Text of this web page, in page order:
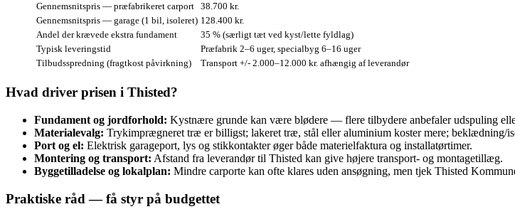
Gennemsnitspris — præfabrikeret carport 38.700 kr.
Gennemsnitspris — garage (1 bil, isoleret) 128.400 kr.
Andel der krævede ekstra fundament
35 % (særligt tæt ved kyst/lette fyldlag)
Typisk leveringstid
Præfabrik 2–6 uger, specialbyg 6–16 uger
Tilbudsspredning (fragtkost påvirkning)
Transport +/- 2.000–12.000 kr. afhængig af leverandør
Hvad driver prisen i Thisted?
Fundament og jordforhold: Kystnære grunde kan være blødere — flere tilbydere anbefaler udspuling
Materialevalg: Trykimprægneret træ er billigst; lakeret træ, stål eller aluminium koster mere; beklædning/
Port og el: Elektrisk garageport, lys og stikkontakter øger både materielfaktura og installatørtimer.
Montering og transport: Afstand fra leverandør til Thisted kan give højere transport- og montagetillæg.
Byggetilladelse og lokalplan: Mindre carporte kan ofte klares uden ansøgning, men tjek Thisted
Praktiske råd — få styr på budgettet